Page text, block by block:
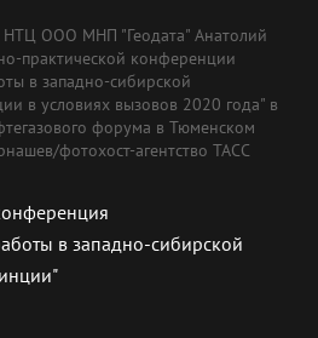
НТЦ ООО МНП "Геодата" Анатолий
практической конференции
в западно-сибирской
в условиях вызовов 2020 года" в
форума в Тюменском
фотохост-агентство ТАСС
в западно-сибирской